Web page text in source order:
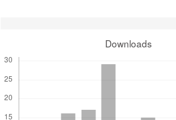
18. Sukmawati IA, Sartika AN. Hubungan
Dengan Kebiasaan Membaca Label Gizi
Nusantara. J Ilmu Gizi Indones. 2022;3(2):16-19.
Ind Hyg Occup Heal. 2016;1(1):67.
Downloads